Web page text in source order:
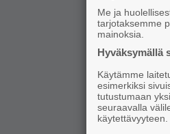
Me ja
tarjotaksemme
mainoksia.
Hyväksymällä
Käytämme
esimerkiksi
tutustumaan
seuraavalla
käytettävyyteen.